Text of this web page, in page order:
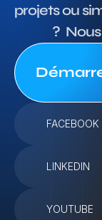
projets ou
?
FACEBOOK
LINKEDIN
YOUTUBE